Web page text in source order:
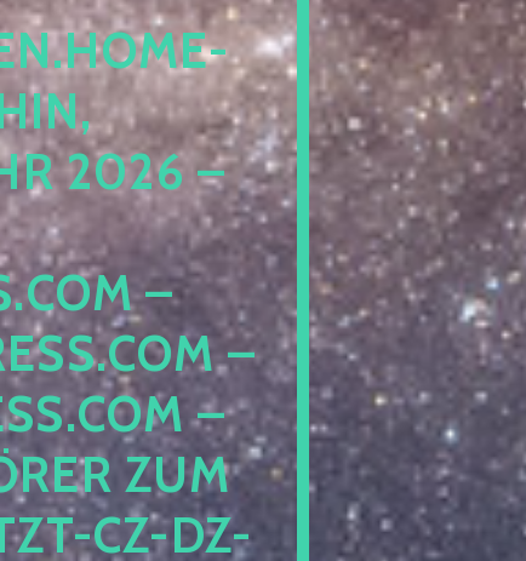
B
I
2026 – N
– D
– L
– A
ZUM S
CZ-DZ-ZZ